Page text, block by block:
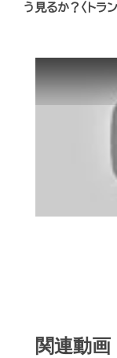
う見るか？〈トラ
関連動画